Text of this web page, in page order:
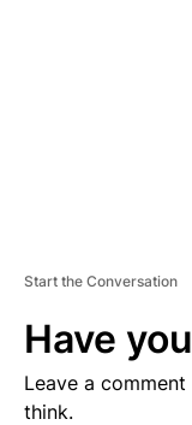
Start the Conversation
Have
Leave a
think.